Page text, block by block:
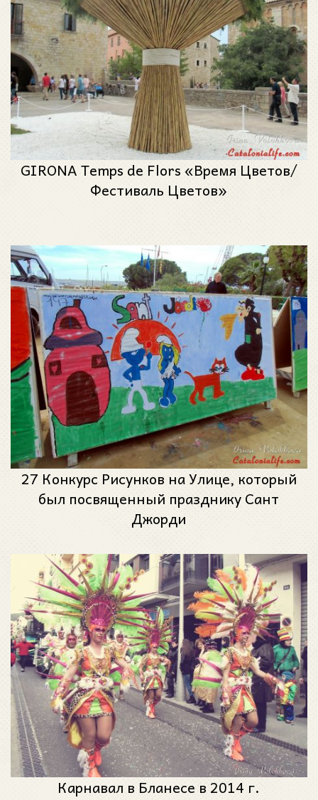
GIRONA Temps de Flors «Время Цветов/
Фестиваль Цветов»
27 Конкурс Рисунков на Улице, который
был посвященный празднику Сант
Джорди
Карнавал в Бланесе в 2014 г.